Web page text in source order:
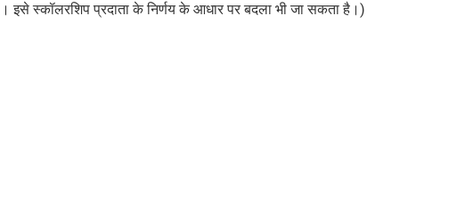
इसे स्कॉलरशिप प्रदाता के निर्णय के आधार पर बदला भी जा सकता है।)